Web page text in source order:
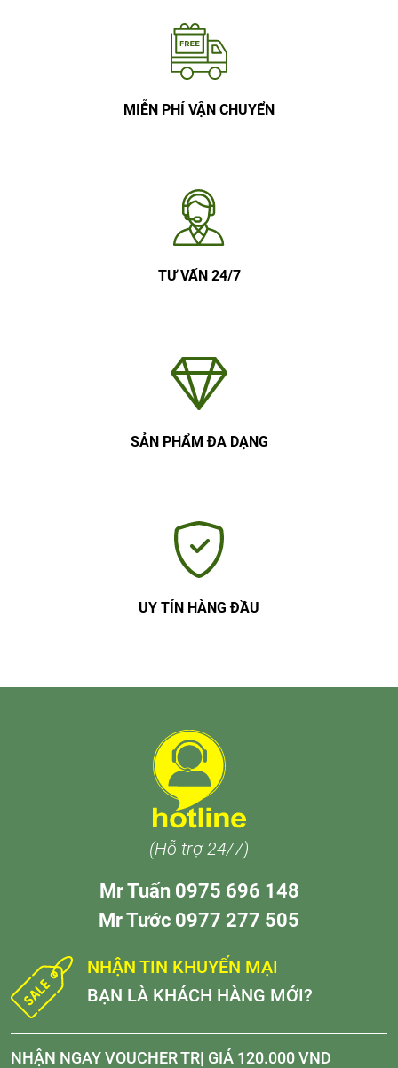
MIỄN PHÍ VẬN CHUYỂN
TƯ VẤN 24/7
SẢN PHẨM ĐA DẠNG
UY TÍN HÀNG ĐẦU
(Hỗ trợ 24/7)
Mr Tuấn 0975 696 148
Mr Tước 0977 277 505
NHẬN TIN KHUYẾN MẠI
BẠN LÀ KHÁCH HÀNG MỚI?
NHẬN NGAY VOUCHER TRỊ GIÁ 120.000 VND